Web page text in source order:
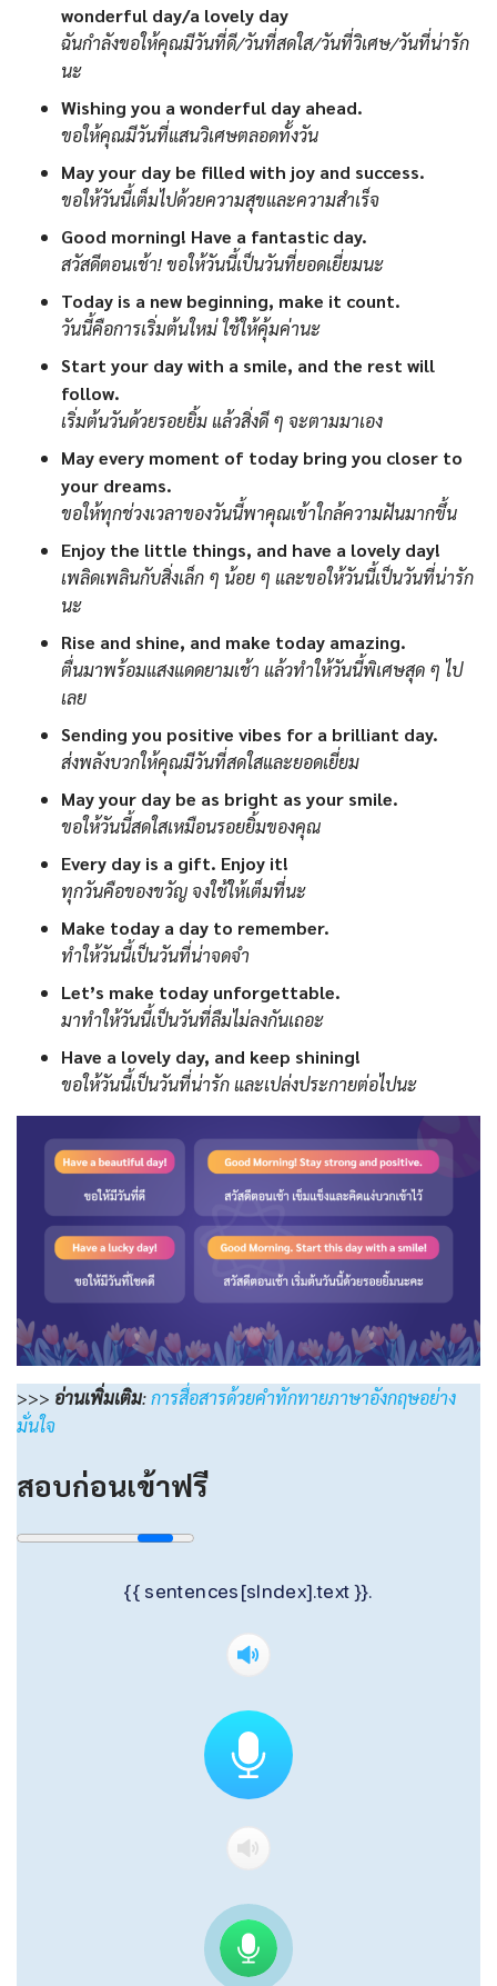
wonderful day/a lovely day
ฉันกำลังขอให้คุณมีวันที่ดี/วันที่สดใส/วันที่วิเศษ/วันที่น่ารัก
นะ
Wishing you a wonderful day ahead.
ขอให้คุณมีวันที่แสนวิเศษตลอดทั้งวัน
May your day be filled with joy and success.
ขอให้วันนี้เต็มไปด้วยความสุขและความสำเร็จ
Good morning! Have a fantastic day.
สวัสดีตอนเช้า! ขอให้วันนี้เป็นวันที่ยอดเยี่ยมนะ
Today is a new beginning, make it count.
วันนี้คือการเริ่มต้นใหม่ ใช้ให้คุ้มค่านะ
Start your day with a smile, and the rest will
follow.
เริ่มต้นวันด้วยรอยยิ้ม แล้วสิ่งดี ๆ จะตามมาเอง
May every moment of today bring you closer to
your dreams.
ขอให้ทุกช่วงเวลาของวันนี้พาคุณเข้าใกล้ความฝันมากขึ้น
Enjoy the little things, and have a lovely day!
เพลิดเพลินกับสิ่งเล็ก ๆ น้อย ๆ และขอให้วันนี้เป็นวันที่น่ารัก
นะ
Rise and shine, and make today amazing.
ตื่นมาพร้อมแสงแดดยามเช้า แล้วทำให้วันนี้พิเศษสุด ๆ ไป
เลย
Sending you positive vibes for a brilliant day.
ส่งพลังบวกให้คุณมีวันที่สดใสและยอดเยี่ยม
May your day be as bright as your smile.
ขอให้วันนี้สดใสเหมือนรอยยิ้มของคุณ
Every day is a gift. Enjoy it!
ทุกวันคือของขวัญ จงใช้ให้เต็มที่นะ
Make today a day to remember.
ทำให้วันนี้เป็นวันที่น่าจดจำ
Let’s make today unforgettable.
มาทำให้วันนี้เป็นวันที่ลืมไม่ลงกันเถอะ
Have a lovely day, and keep shining!
ขอให้วันนี้เป็นวันที่น่ารัก และเปล่งประกายต่อไปนะ
>>> อ่านเพิ่มเติม:การสื่อสารด้วยคำทักทายภาษาอังกฤษอย่าง
มั่นใจ
สอบก่อนเข้าฟรี
{{ sentences[sIndex].text }}.